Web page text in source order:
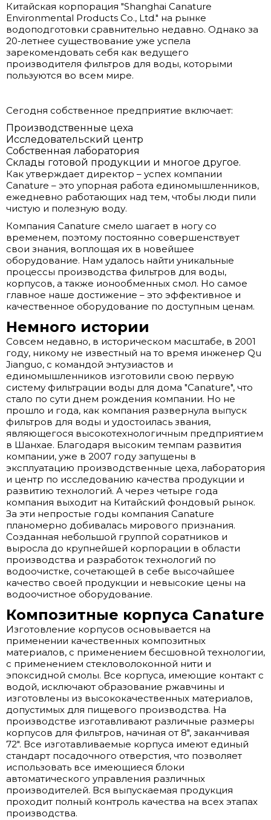
Китайская корпорация "Shanghai Canature
Environmental Products Co., Ltd." на рынке
водоподготовки сравнительно недавно. Однако за
20-летнее существование уже успела
зарекомендовать себя как ведущего
производителя фильтров для воды, которыми
пользуются во всем мире.
Сегодня собственное предприятие включает:
Производственные цеха
Исследовательский центр
Собственная лаборатория
Склады готовой продукции и многое другое.
Как утверждает директор – успех компании
Canature – это упорная работа единомышленников,
ежедневно работающих над тем, чтобы люди пили
чистую и полезную воду.
Компания Canature смело шагает в ногу со
временем, поэтому постоянно совершенствует
свои знания, воплощая их в новейшее
оборудование. Нам удалось найти уникальные
процессы производства фильтров для воды,
корпусов, а также ионообменных смол. Но самое
главное наше достижение – это эффективное и
качественное оборудование по доступным ценам.
Немного истории
Совсем недавно, в историческом масштабе, в 2001
году, никому не известный на то время инженер Qu
Jianguo, с командой энтузиастов и
единомышленников изготовили свою первую
систему фильтрации воды для дома "Canature", что
стало по сути днем рождения компании. Но не
прошло и года, как компания развернула выпуск
фильтров для воды и удостоилась звания,
являющегося высокотехнологичным предприятием
в Шанхае. Благодаря высоким темпам развития
компании, уже в 2007 году запущены в
эксплуатацию производственные цеха, лаборатория
и центр по исследованию качества продукции и
развитию технологий. А через четыре года
компания выходит на Китайский фондовый рынок.
За эти непростые годы компания Canature
планомерно добивалась мирового признания.
Созданная небольшой группой соратников и
выросла до крупнейшей корпорации в области
производства и разработок технологий по
водоочистке, сочетающей в себе высочайшее
качество своей продукции и невысокие цены на
водоочистное оборудование.
Композитные корпуса Canature
Изготовление корпусов основывается на
применении качественных композитных
материалов, с применением бесшовной технологии,
с применением стекловолоконной нити и
эпоксидной смолы. Все корпуса, имеющие контакт с
водой, исключают образование ржавчины и
изготовлены из высококачественных материалов,
допустимых для пищевого производства. На
производстве изготавливают различные размеры
корпусов для фильтров, начиная от 8", заканчивая
72". Все изготавливаемые корпуса имеют единый
стандарт посадочного отверстия, что позволяет
использовать все имеющиеся блоки
автоматического управления различных
производителей. Вся выпускаемая продукция
проходит полный контроль качества на всех этапах
производства.